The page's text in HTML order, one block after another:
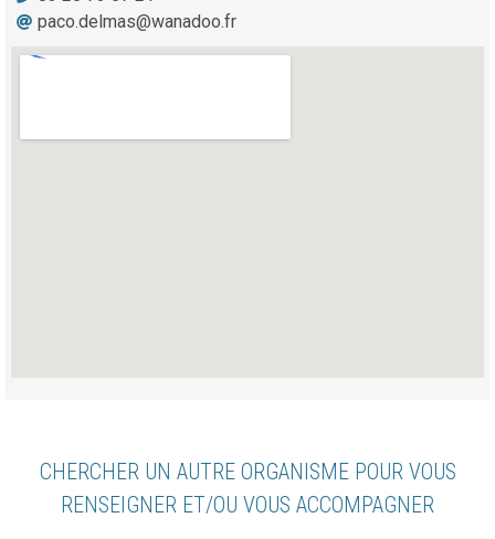
paco.delmas@wanadoo.fr
CHERCHER UN AUTRE ORGANISME POUR VOUS
RENSEIGNER ET/OU VOUS ACCOMPAGNER